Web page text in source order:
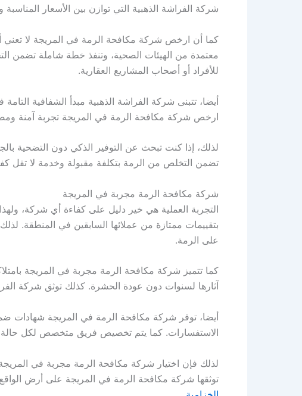
شركة الفراشة الذهبية التي توازن بين الأسعار
كما أن ارخص شركة مكافحة الرمة في المريجة لا تعني
معتمدة من الهيئات الصحية، وتنفذ خطة شاملة تضمن
للأفراد أو أصحاب المشاريع العقارية.
أيضا، تتبنى شركة الفراشة الذهبية مبدأ الشفافية
ارخص شركة مكافحة الرمة في المريجة تجربة آمنة
لذلك، إذا كنت تبحث عن التوفير الذكي دون التضحية
تضمن التخلص من الرمة بتكلفة مقبولة وخدمة لا تقل
شركة مكافحة الرمة مجربة في المريجة
التجربة العملية هي خير دليل على كفاءة أي شركة،
بتقييمات ممتازة من عملائها السابقين في
على الرمة.
كما تتميز شركة مكافحة الرمة مجربة في المريجة
آثارها لسنوات دون عودة الحشرة. كذلك توثق شركة
أيضا، توفر شركة مكافحة الرمة في المريجة شهادات
الاستفسارات. كما يتم تخصيص فريق متخصص لكل حالة
لذلك فإن اختيار شركة مكافحة الرمة مجربة في
توثقها شركة مكافحة الرمة في المريجة على أرض